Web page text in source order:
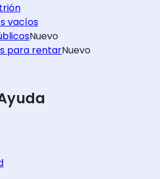
vacíos
Nuevo
para rentarNuevo